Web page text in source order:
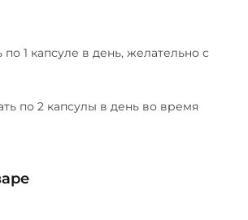
1 капсуле в день, желательно с
по 2 капсулы в день во время